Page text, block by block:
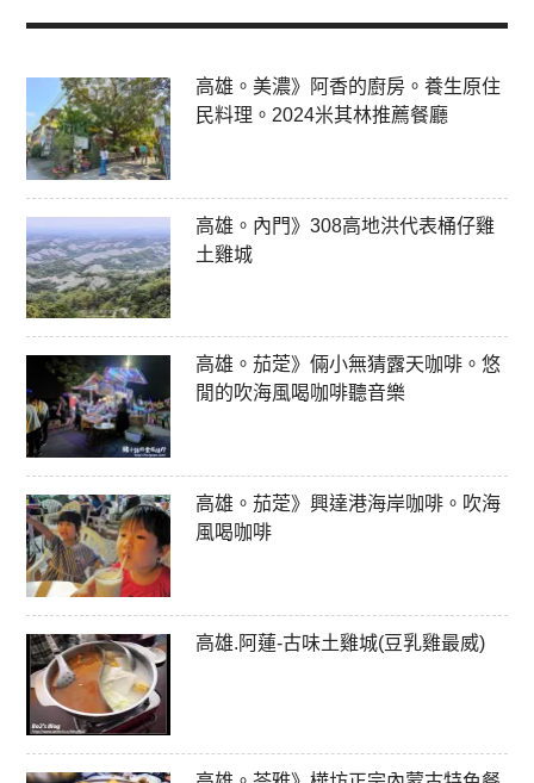
高雄。美濃》阿香的廚房。養生原住
民料理。2024米其林推薦餐廳
高雄。內門》308高地洪代表桶仔雞
土雞城
高雄。茄萣》倆小無猜露天咖啡。悠
閒的吹海風喝咖啡聽音樂
高雄。茄萣》興達港海岸咖啡。吹海
風喝咖啡
高雄.阿蓮-古味土雞城(豆乳雞最威)